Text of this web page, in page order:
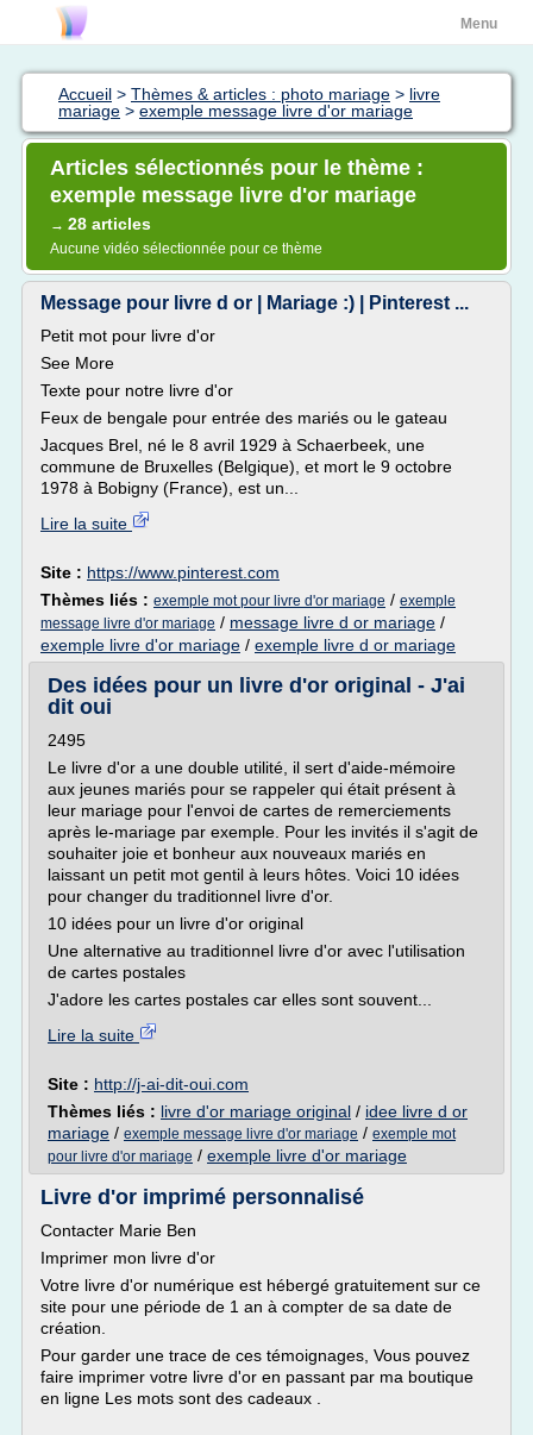
Menu
Accueil > Thèmes & articles : photo mariage > livre
mariage > exemple message livre d'or mariage
Articles sélectionnés pour le thème :
exemple message livre d'or mariage
→ 28 articles
Aucune vidéo sélectionnée pour ce thème
Message pour livre d or | Mariage :) | Pinterest ...
Petit mot pour livre d'or
See More
Texte pour notre livre d'or
Feux de bengale pour entrée des mariés ou le gateau
Jacques Brel, né le 8 avril 1929 à Schaerbeek, une
commune de Bruxelles (Belgique), et mort le 9 octobre
1978 à Bobigny (France), est un...
Lire la suite
Site : https://www.pinterest.com
Thèmes liés : exemple mot pour livre d'or mariage / exemple
message livre d'or mariage / message livre d or mariage /
exemple livre d'or mariage / exemple livre d or mariage
Des idées pour un livre d'or original - J'ai
dit oui
2495
Le livre d'or a une double utilité, il sert d'aide-mémoire
aux jeunes mariés pour se rappeler qui était présent à
leur mariage pour l'envoi de cartes de remerciements
après le-mariage par exemple. Pour les invités il s'agit de
souhaiter joie et bonheur aux nouveaux mariés en
laissant un petit mot gentil à leurs hôtes. Voici 10 idées
pour changer du traditionnel livre d'or.
10 idées pour un livre d'or original
Une alternative au traditionnel livre d'or avec l'utilisation
de cartes postales
J'adore les cartes postales car elles sont souvent...
Lire la suite
Site : http://j-ai-dit-oui.com
Thèmes liés : livre d'or mariage original / idee livre d or
mariage / exemple message livre d'or mariage / exemple mot
pour livre d'or mariage / exemple livre d'or mariage
Livre d'or imprimé personnalisé
Contacter Marie Ben
Imprimer mon livre d'or
Votre livre d'or numérique est hébergé gratuitement sur ce
site pour une période de 1 an à compter de sa date de
création.
Pour garder une trace de ces témoignages, Vous pouvez
faire imprimer votre livre d'or en passant par ma boutique
en ligne Les mots sont des cadeaux .